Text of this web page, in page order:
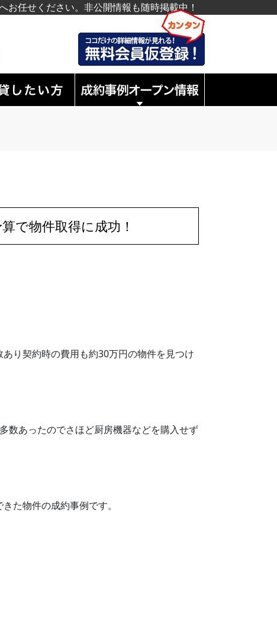
任せください。非公開情報も随時掲載中！
で物件取得に成功！
り契約時の費用も約30万円の物件を見つけ
数あったのでさほど厨房機器などを購入せず
た物件の成約事例です。